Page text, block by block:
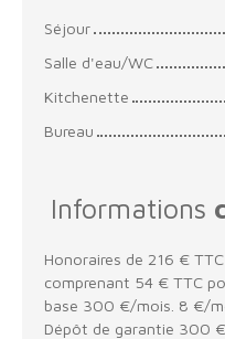
Séjour
Salle d'eau/WC
Kitchenette
Bureau
Informations
Honoraires de 216 €
comprenant 54 € TTC
base 300 €/mois. 8 €/
Dépôt de garantie 300